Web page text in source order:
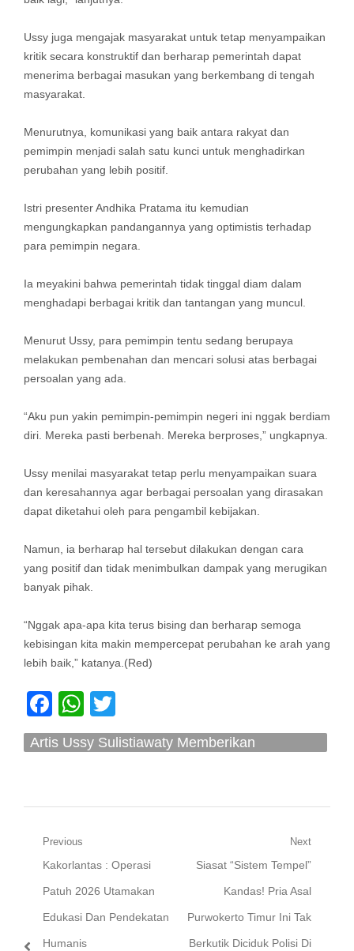
Ussy juga mengajak masyarakat untuk tetap menyampaikan
kritik secara konstruktif dan berharap pemerintah dapat
menerima berbagai masukan yang berkembang di tengah
masyarakat.
Menurutnya, komunikasi yang baik antara rakyat dan
pemimpin menjadi salah satu kunci untuk menghadirkan
perubahan yang lebih positif.
Istri presenter Andhika Pratama itu kemudian
mengungkapkan pandangannya yang optimistis terhadap
para pemimpin negara.
Ia meyakini bahwa pemerintah tidak tinggal diam dalam
menghadapi berbagai kritik dan tantangan yang muncul.
Menurut Ussy, para pemimpin tentu sedang berupaya
melakukan pembenahan dan mencari solusi atas berbagai
persoalan yang ada.
“Aku pun yakin pemimpin-pemimpin negeri ini nggak berdiam
diri. Mereka pasti berbenah. Mereka berproses,” ungkapnya.
Ussy menilai masyarakat tetap perlu menyampaikan suara
dan keresahannya agar berbagai persoalan yang dirasakan
dapat diketahui oleh para pengambil kebijakan.
Namun, ia berharap hal tersebut dilakukan dengan cara
yang positif dan tidak menimbulkan dampak yang merugikan
banyak pihak.
“Nggak apa-apa kita terus bising dan berharap semoga
kebisingan kita makin mempercepat perubahan ke arah yang
lebih baik,” katanya.(Red)
Facebook
WhatsApp
Artis Ussy Sulistiawaty Memberikan
Navigasi
pos
Previous
Previous
post:
Kakorlantas : Operasi
Patuh 2026 Utamakan
Edukasi Dan Pendekatan
Humanis
Next
Next
post:
Siasat “Sistem Tempel”
Kandas! Pria Asal
Purwokerto Timur Ini Tak
Berkutik Diciduk Polisi Di